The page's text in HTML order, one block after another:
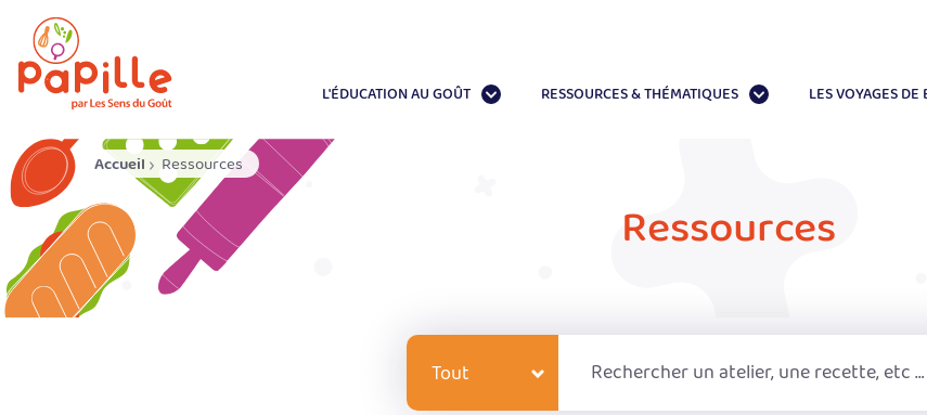
L'ÉDUCATION AU GOÛT RESSOURCES & THÉMATIQUES LES VOYAGES DE
Ressources
Accueil Ressources
Tout